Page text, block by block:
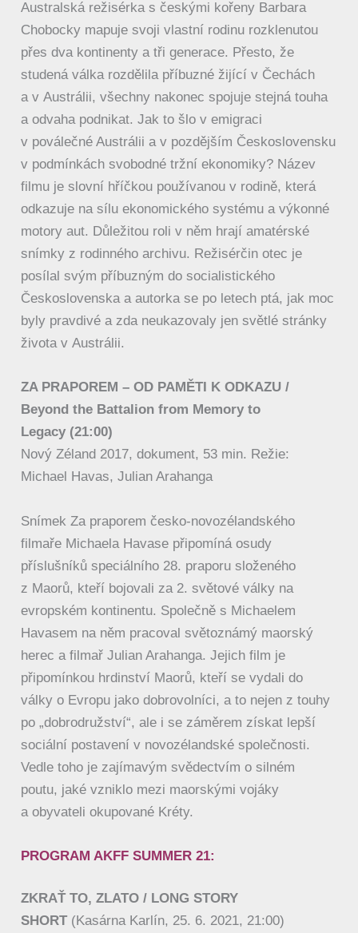
Australská režisérka s českými kořeny Barbara
Chobocky mapuje svoji vlastní rodinu rozklenutou
přes dva kontinenty a tři generace. Přesto, že
studená válka rozdělila příbuzné žijící v Čechách
a v Austrálii, všechny nakonec spojuje stejná touha
a odvaha podnikat. Jak to šlo v emigraci
v poválečné Austrálii a v pozdějším Československu
v podmínkách svobodné tržní ekonomiky? Název
filmu je slovní hříčkou používanou v rodině, která
odkazuje na sílu ekonomického systému a výkonné
motory aut. Důležitou roli v něm hrají amatérské
snímky z rodinného archivu. Režisérčin otec je
posílal svým příbuzným do socialistického
Československa a autorka se po letech ptá, jak moc
byly pravdivé a zda neukazovaly jen světlé stránky
života v Austrálii.
ZA PRAPOREM – OD PAMĚTI K ODKAZU /
Beyond the Battalion from Memory to
Legacy (21:00)
Nový Zéland 2017, dokument, 53 min. Režie:
Michael Havas, Julian Arahanga
Snímek Za praporem česko-novozélandského
filmaře Michaela Havase připomíná osudy
příslušníků speciálního 28. praporu složeného
z Maorů, kteří bojovali za 2. světové války na
evropském kontinentu. Společně s Michaelem
Havasem na něm pracoval světoznámý maorský
herec a filmař Julian Arahanga. Jejich film je
připomínkou hrdinství Maorů, kteří se vydali do
války o Evropu jako dobrovolníci, a to nejen z touhy
po „dobrodružství“, ale i se záměrem získat lepší
sociální postavení v novozélandské společnosti.
Vedle toho je zajímavým svědectvím o silném
poutu, jaké vzniklo mezi maorskými vojáky
a obyvateli okupované Kréty.
PROGRAM AKFF SUMMER 21:
ZKRAŤ TO, ZLATO / LONG STORY
SHORT (Kasárna Karlín, 25. 6. 2021, 21:00)